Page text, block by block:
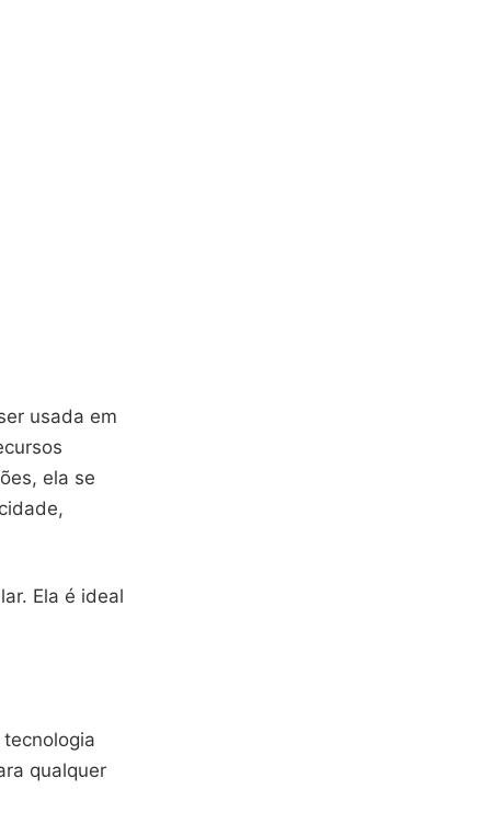
usada em
ela se
Ela é ideal
qualquer